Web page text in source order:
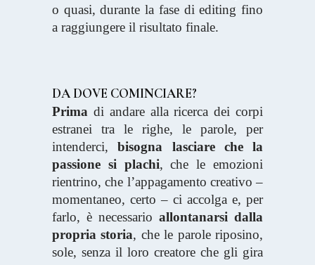
o quasi, durante la fase di editing fino
a raggiungere il risultato finale.
DA DOVE COMINCIARE?
Prima di andare alla ricerca dei corpi
estranei tra le righe, le parole, per
intenderci,bisogna lasciare che la
passione si plachi, che le emozioni
rientrino, che l’appagamento creativo –
momentaneo, certo – ci accolga e, per
farlo, è necessario allontanarsi dalla
propria storia, che le parole riposino,
sole, senza il loro creatore che gli gira